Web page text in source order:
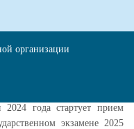
и
на
года стартует прием
экзамене 2025
организации